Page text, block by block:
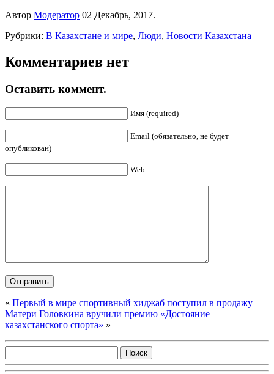
Автор Модератор 02 Декабрь, 2017.
Рубрики: В Казахстане и мире, Люди, Новости Казахстана
Комментариев нет
Оставить коммент.
Имя (required)
Email (обязательно, не будет
опубликован)
Web
« Первый в мире спортивный хиджаб поступил в продажу |
Матери Головкина вручили премию «Достояние
казахстанского спорта» »